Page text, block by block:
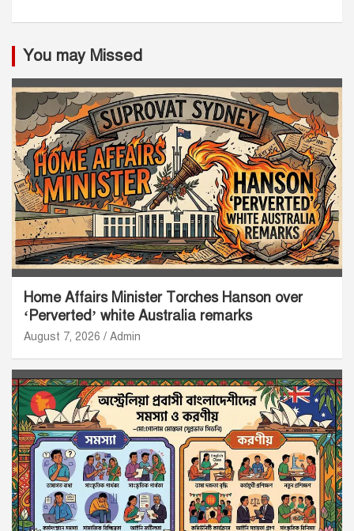
You may Missed
Home Affairs Minister Torches Hanson over
‘Perverted’ white Australia remarks
August 7, 2026 Admin